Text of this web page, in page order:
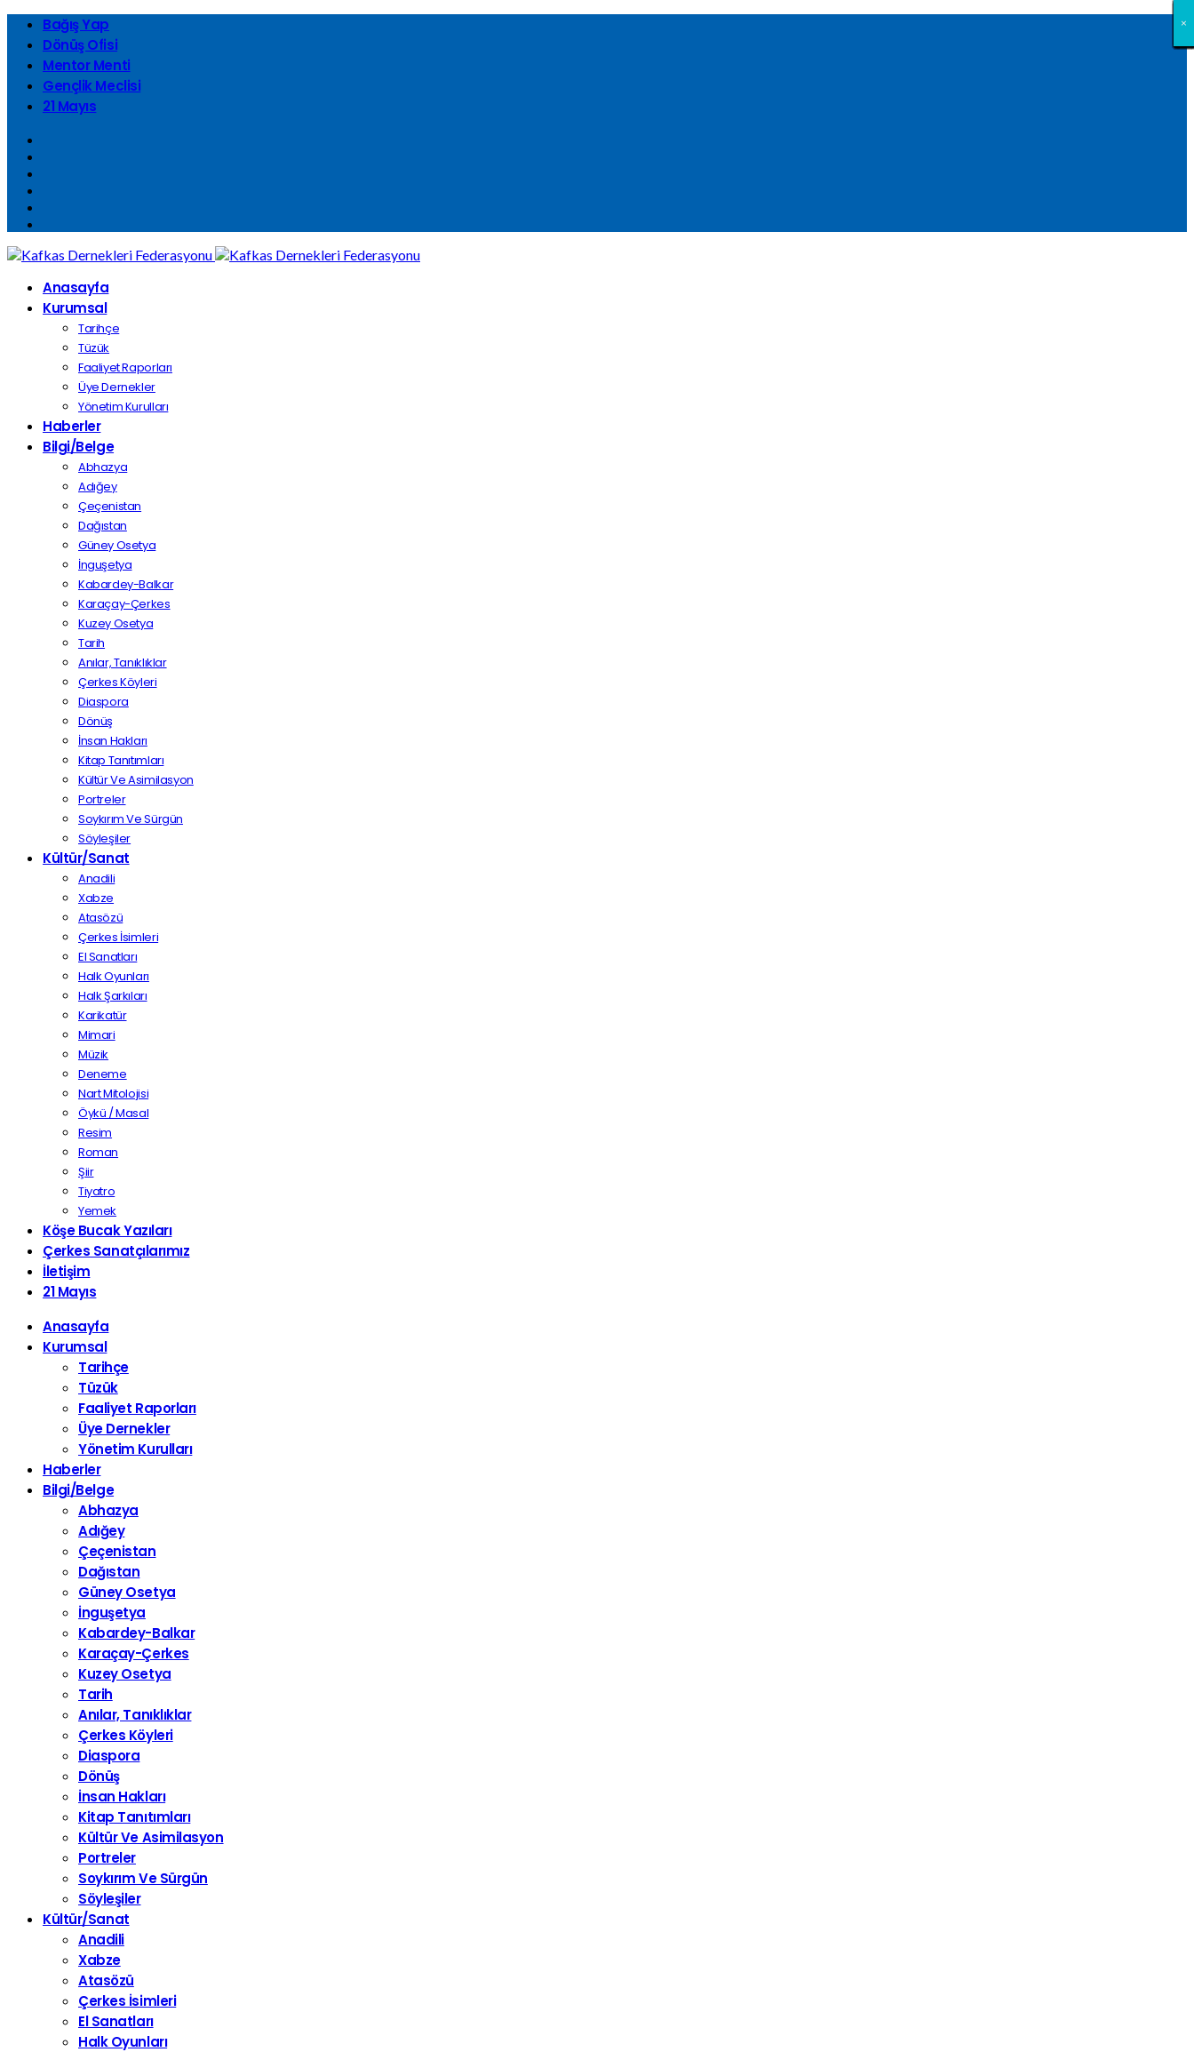
Bağış Yap
Dönüş Ofisi
Mentor Menti
Gençlik Meclisi
21 Mayıs
Anasayfa
Kurumsal
Tarihçe
Tüzük
Faaliyet Raporları
Üye Dernekler
Yönetim Kurulları
Haberler
Bilgi/Belge
Abhazya
Adığey
Çeçenistan
Dağıstan
Güney Osetya
İnguşetya
Kabardey-Balkar
Karaçay-Çerkes
Kuzey Osetya
Tarih
Anılar, Tanıklıklar
Çerkes Köyleri
Diaspora
Dönüş
İnsan Hakları
Kitap Tanıtımları
Kültür Ve Asimilasyon
Portreler
Soykırım Ve Sürgün
Söyleşiler
Kültür/Sanat
Anadili
Xabze
Atasözü
Çerkes İsimleri
El Sanatları
Halk Oyunları
Halk Şarkıları
Karikatür
Mimari
Müzik
Deneme
Nart Mitolojisi
Öykü / Masal
Resim
Roman
Şiir
Tiyatro
Yemek
Köşe Bucak Yazıları
Çerkes Sanatçılarımız
İletişim
21 Mayıs
Anasayfa
Kurumsal
Tarihçe
Tüzük
Faaliyet Raporları
Üye Dernekler
Yönetim Kurulları
Haberler
Bilgi/Belge
Abhazya
Adığey
Çeçenistan
Dağıstan
Güney Osetya
İnguşetya
Kabardey-Balkar
Karaçay-Çerkes
Kuzey Osetya
Tarih
Anılar, Tanıklıklar
Çerkes Köyleri
Diaspora
Dönüş
İnsan Hakları
Kitap Tanıtımları
Kültür Ve Asimilasyon
Portreler
Soykırım Ve Sürgün
Söyleşiler
Kültür/Sanat
Anadili
Xabze
Atasözü
Çerkes İsimleri
El Sanatları
Halk Oyunları
×
×
×
×
×
×
×
×
×
×
×
×
×
×
×
×
×
×
×
×
×
×
×
×
×
×
×
×
×
×
×
×